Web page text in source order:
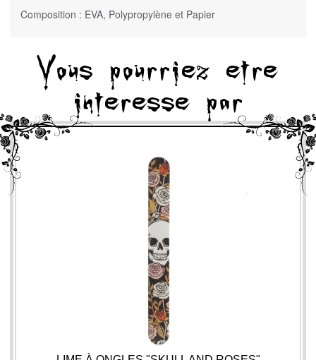
Composition : EVA, Polypropylène et Papier
Vous pourriez etre
interesse par